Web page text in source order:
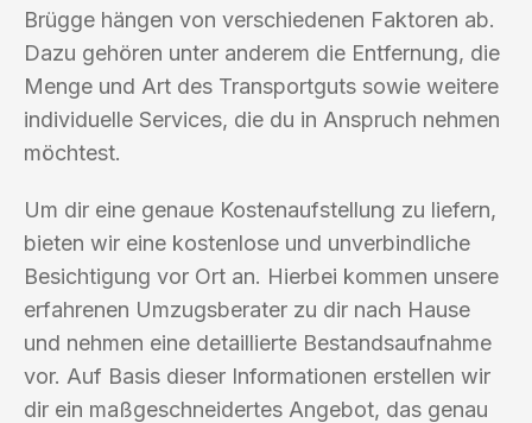
Brügge hängen von verschiedenen Faktoren ab.
Dazu gehören unter anderem die Entfernung, die
Menge und Art des Transportguts sowie weitere
individuelle Services, die du in Anspruch nehmen
möchtest.
Um dir eine genaue Kostenaufstellung zu liefern,
bieten wir eine kostenlose und unverbindliche
Besichtigung vor Ort an. Hierbei kommen unsere
erfahrenen Umzugsberater zu dir nach Hause
und nehmen eine detaillierte Bestandsaufnahme
vor. Auf Basis dieser Informationen erstellen wir
dir ein maßgeschneidertes Angebot, das genau